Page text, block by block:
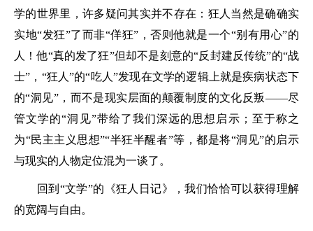
学的世界里，许多疑问其实并不存在：狂人当然是确确实
实地“发狂”了而非“佯狂”，否则他就是一个“别有用心”的
人！他“真的发了狂”但却不是刻意的“反封建反传统”的“战
士”，“狂人”的“吃人”发现在文学的逻辑上就是疾病状态下
的“洞见”，而不是现实层面的颠覆制度的文化反叛——尽
管文学的“洞见”带给了我们深远的思想启示；至于称之
为“民主主义思想”“半狂半醒者”等，都是将“洞见”的启示
与现实的人物定位混为一谈了。
回到“文学”的《狂人日记》，我们恰恰可以获得理解
的宽阔与自由。